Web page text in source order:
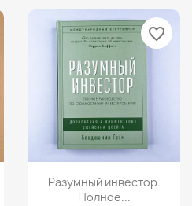
Просмотр
Разумный инвестор.
Полное...
favorite_border